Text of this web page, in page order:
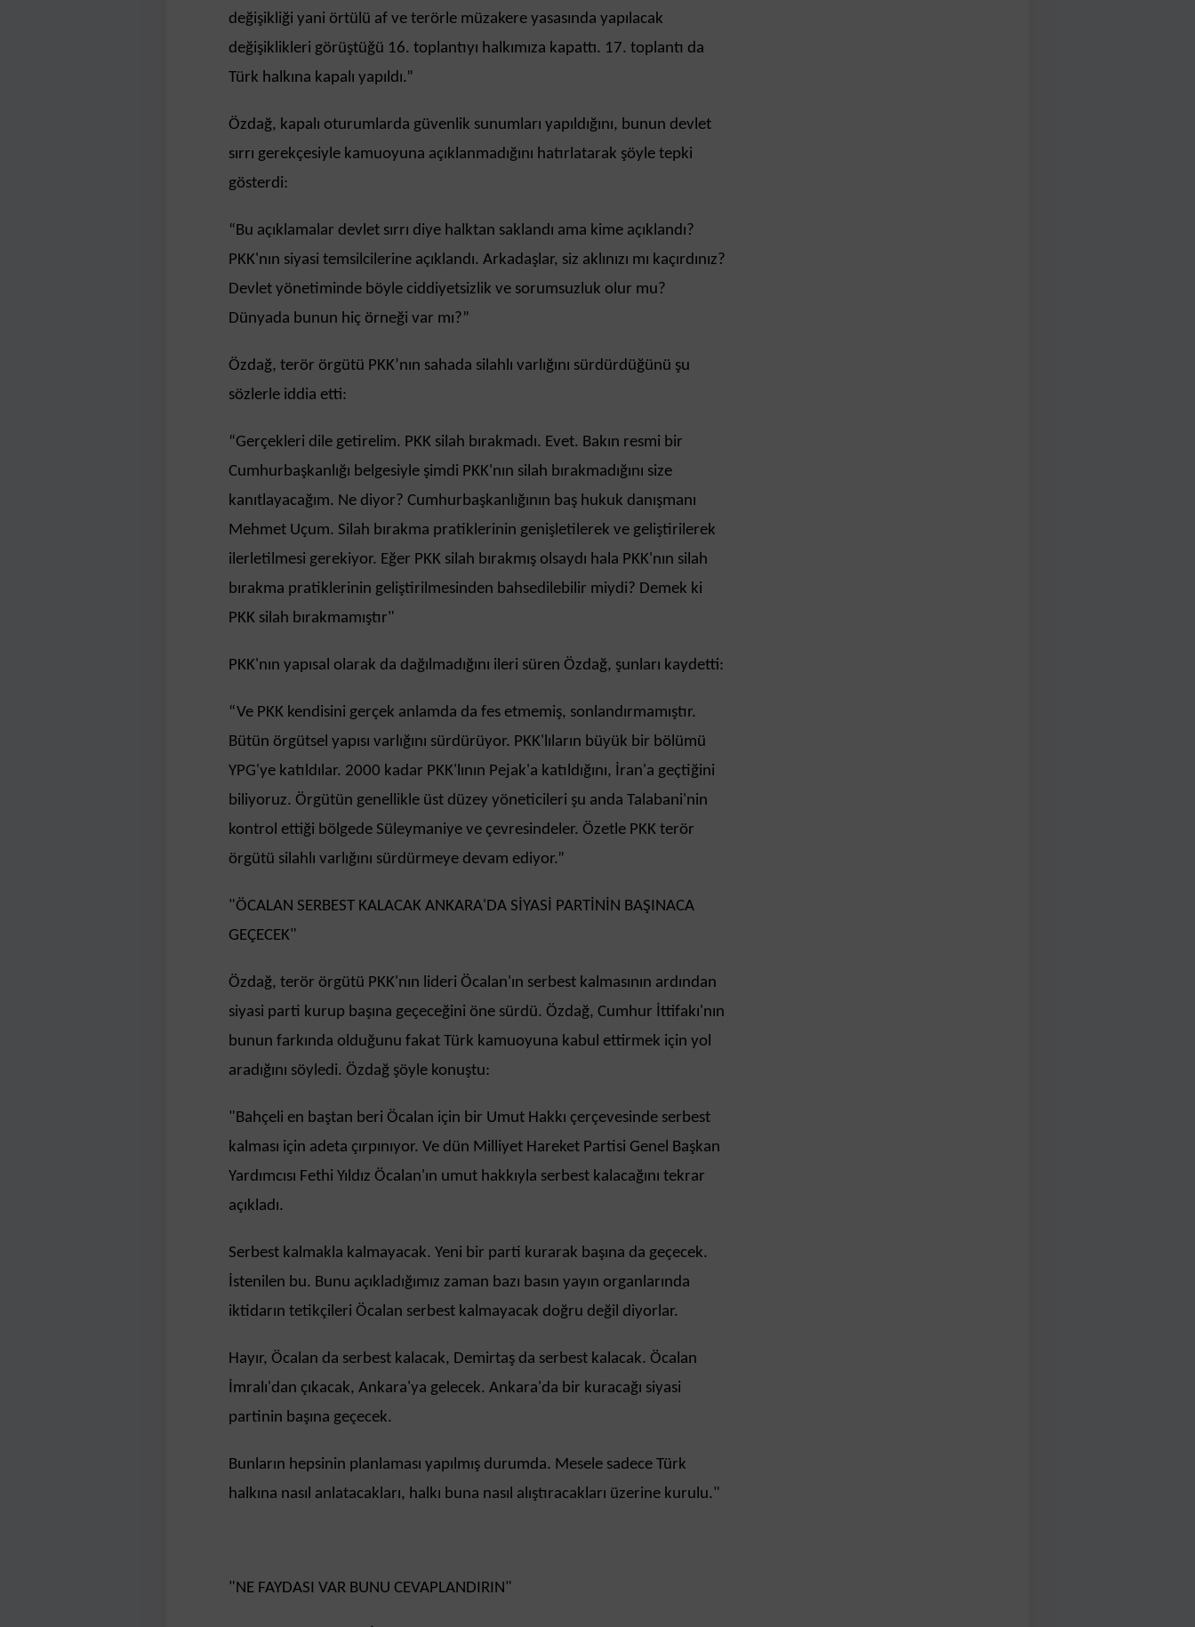
değişikliği yani örtülü af ve terörle müzakere yasasında yapılacak
değişiklikleri görüştüğü 16. toplantıyı halkımıza kapattı. 17. toplantı da
Türk halkına kapalı yapıldı.”
Özdağ, kapalı oturumlarda güvenlik sunumları yapıldığını, bunun devlet
sırrı gerekçesiyle kamuoyuna açıklanmadığını hatırlatarak şöyle tepki
gösterdi:
“Bu açıklamalar devlet sırrı diye halktan saklandı ama kime açıklandı?
PKK'nın siyasi temsilcilerine açıklandı. Arkadaşlar, siz aklınızı mı kaçırdınız?
Devlet yönetiminde böyle ciddiyetsizlik ve sorumsuzluk olur mu?
Dünyada bunun hiç örneği var mı?”
Özdağ, terör örgütü PKK’nın sahada silahlı varlığını sürdürdüğünü şu
sözlerle iddia etti:
“Gerçekleri dile getirelim. PKK silah bırakmadı. Evet. Bakın resmi bir
Cumhurbaşkanlığı belgesiyle şimdi PKK'nın silah bırakmadığını size
kanıtlayacağım. Ne diyor? Cumhurbaşkanlığının baş hukuk danışmanı
Mehmet Uçum. Silah bırakma pratiklerinin genişletilerek ve geliştirilerek
ilerletilmesi gerekiyor. Eğer PKK silah bırakmış olsaydı hala PKK'nın silah
bırakma pratiklerinin geliştirilmesinden bahsedilebilir miydi? Demek ki
PKK silah bırakmamıştır"
PKK'nın yapısal olarak da dağılmadığını ileri süren Özdağ, şunları kaydetti:
“Ve PKK kendisini gerçek anlamda da fes etmemiş, sonlandırmamıştır.
Bütün örgütsel yapısı varlığını sürdürüyor. PKK'lıların büyük bir bölümü
YPG'ye katıldılar. 2000 kadar PKK'lının Pejak'a katıldığını, İran'a geçtiğini
biliyoruz. Örgütün genellikle üst düzey yöneticileri şu anda Talabani'nin
kontrol ettiği bölgede Süleymaniye ve çevresindeler. Özetle PKK terör
örgütü silahlı varlığını sürdürmeye devam ediyor.”
"ÖCALAN SERBEST KALACAK ANKARA'DA SİYASİ PARTİNİN BAŞINACA
GEÇECEK"
Özdağ, terör örgütü PKK'nın lideri Öcalan'ın serbest kalmasının ardından
siyasi parti kurup başına geçeceğini öne sürdü. Özdağ, Cumhur İttifakı'nın
bunun farkında olduğunu fakat Türk kamuoyuna kabul ettirmek için yol
aradığını söyledi. Özdağ şöyle konuştu:
"Bahçeli en baştan beri Öcalan için bir Umut Hakkı çerçevesinde serbest
kalması için adeta çırpınıyor. Ve dün Milliyet Hareket Partisi Genel Başkan
Yardımcısı Fethi Yıldız Öcalan'ın umut hakkıyla serbest kalacağını tekrar
açıkladı.
Serbest kalmakla kalmayacak. Yeni bir parti kurarak başına da geçecek.
İstenilen bu. Bunu açıkladığımız zaman bazı basın yayın organlarında
iktidarın tetikçileri Öcalan serbest kalmayacak doğru değil diyorlar.
Hayır, Öcalan da serbest kalacak, Demirtaş da serbest kalacak. Öcalan
İmralı'dan çıkacak, Ankara'ya gelecek. Ankara'da bir kuracağı siyasi
partinin başına geçecek.
Bunların hepsinin planlaması yapılmış durumda. Mesele sadece Türk
halkına nasıl anlatacakları, halkı buna nasıl alıştıracakları üzerine kurulu."
"NE FAYDASI VAR BUNU CEVAPLANDIRIN"